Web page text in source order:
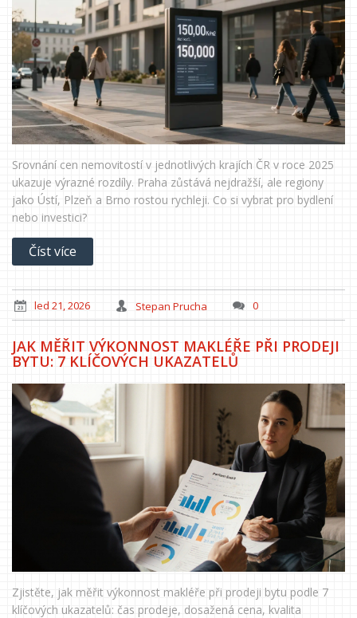
Srovnání cen nemovitostí v jednotlivých krajích ČR v roce 2025
ukazuje výrazné rozdíly. Praha zůstává nejdražší, ale regiony
jako Ústí, Plzeň a Brno rostou rychleji. Co si vybrat pro bydlení
nebo investici?
Číst více
led 21, 2026 Stepan Prucha 0
JAK MĚŘIT VÝKONNOST MAKLÉŘE PŘI PRODEJI
BYTU: 7 KLÍČOVÝCH UKAZATELŮ
Zjistěte, jak měřit výkonnost makléře při prodeji bytu podle 7
klíčových ukazatelů: čas prodeje, dosažená cena, kvalita